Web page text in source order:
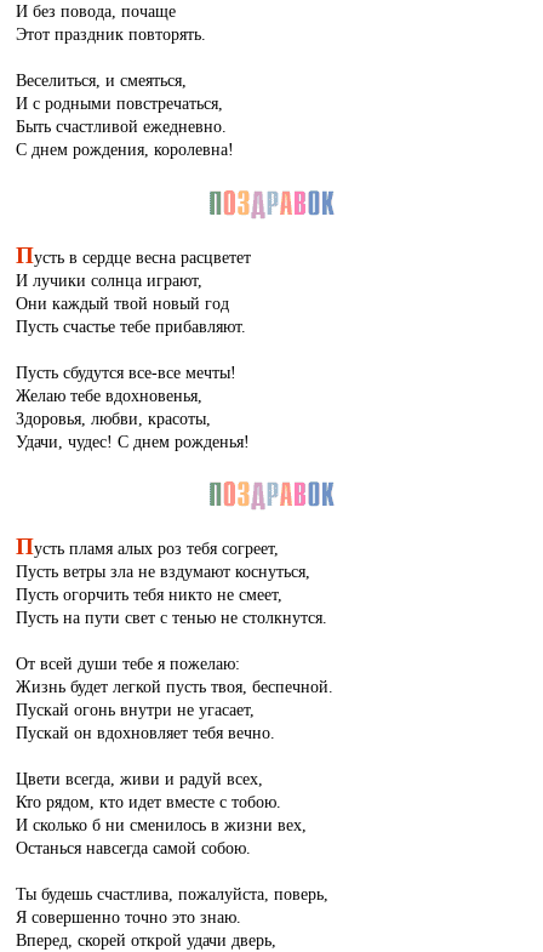
И без повода, почаще
Этот праздник повторять.
Веселиться, и смеяться,
И с родными повстречаться,
Быть счастливой ежедневно.
С днем рождения, королевна!
Пусть в сердце весна расцветет
И лучики солнца играют,
Они каждый твой новый год
Пусть счастье тебе прибавляют.
Пусть сбудутся все-все мечты!
Желаю тебе вдохновенья,
Здоровья, любви, красоты,
Удачи, чудес! С днем рожденья!
Пусть пламя алых роз тебя согреет,
Пусть ветры зла не вздумают коснуться,
Пусть огорчить тебя никто не смеет,
Пусть на пути свет с тенью не столкнутся.
От всей души тебе я пожелаю:
Жизнь будет легкой пусть твоя, беспечной.
Пускай огонь внутри не угасает,
Пускай он вдохновляет тебя вечно.
Цвети всегда, живи и радуй всех,
Кто рядом, кто идет вместе с тобою.
И сколько б ни сменилось в жизни вех,
Останься навсегда самой собою.
Ты будешь счастлива, пожалуйста, поверь,
Я совершенно точно это знаю.
Вперед, скорей открой удачи дверь,